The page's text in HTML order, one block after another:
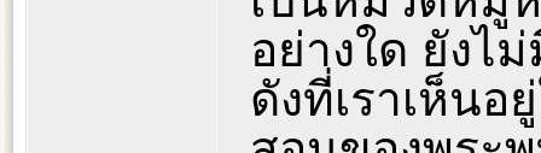
อย่างใด ยังไ
ดังที่เราเห็น